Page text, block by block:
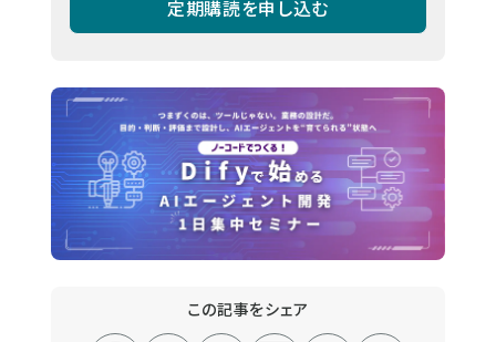
定期購読を申し込む
この記事をシェア